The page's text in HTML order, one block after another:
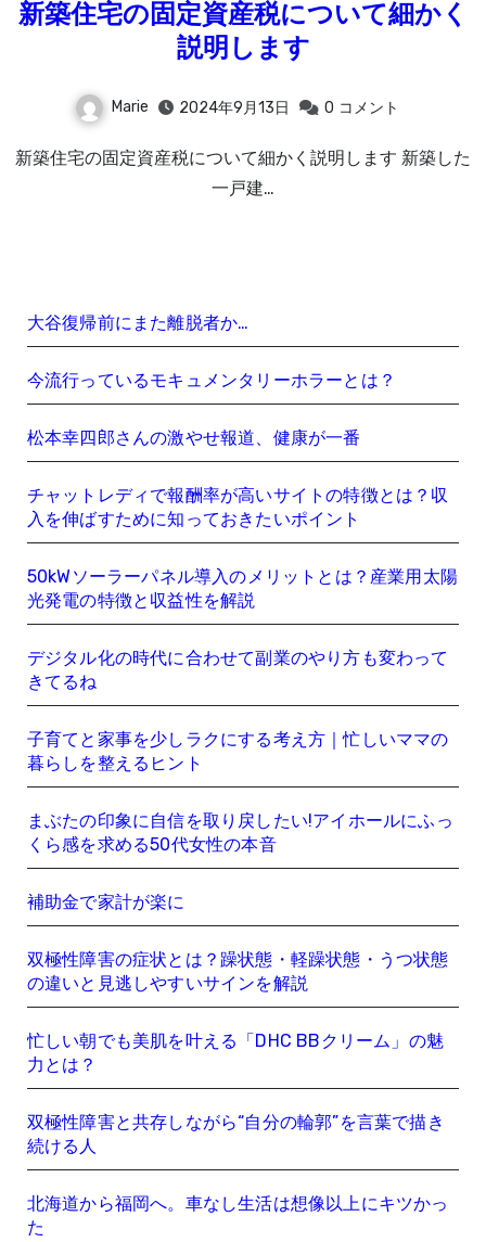
新築住宅の固定資産税について細かく
説明します
Marie 2024年9月13日 0 コメント
新築住宅の固定資産税について細かく説明します 新築した
一戸建…
大谷復帰前にまた離脱者か…
今流行っているモキュメンタリーホラーとは？
松本幸四郎さんの激やせ報道、健康が一番
チャットレディで報酬率が高いサイトの特徴とは？収
入を伸ばすために知っておきたいポイント
50kWソーラーパネル導入のメリットとは？産業用太陽
光発電の特徴と収益性を解説
デジタル化の時代に合わせて副業のやり方も変わって
きてるね
子育てと家事を少しラクにする考え方｜忙しいママの
暮らしを整えるヒント
まぶたの印象に自信を取り戻したい!アイホールにふっ
くら感を求める50代女性の本音
補助金で家計が楽に
双極性障害の症状とは？躁状態・軽躁状態・うつ状態
の違いと見逃しやすいサインを解説
忙しい朝でも美肌を叶える「DHC BBクリーム」の魅
力とは？
双極性障害と共存しながら“自分の輪郭”を言葉で描き
続ける人
北海道から福岡へ。車なし生活は想像以上にキツかっ
た